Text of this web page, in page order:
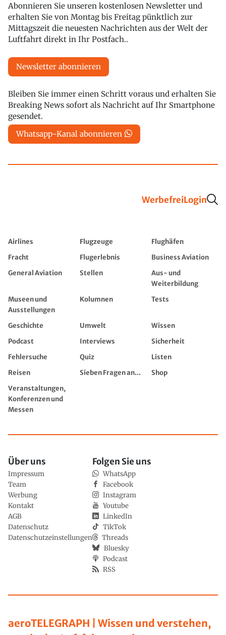
Abonnieren Sie unseren kostenlosen Newsletter und
erhalten Sie von Montag bis Freitag pünktlich zur
Mittagszeit die neuesten Nachrichten aus der Welt der
Luftfahrt direkt in Ihr Postfach..
Newsletter abonnieren
Bleiben Sie immer einen Schritt voraus und erhalten Sie
Breaking News sofort als Nachricht auf Ihr Smartphone
gesendet.
Whatsapp-Kanal abonnieren
WerbefreiLogin
Airlines Flugzeuge
Flughäfen
Fracht
Flugerlebnis
Business Aviation
General Aviation
Stellen
Aus- und
Weiterbildung
Museen und
Ausstellungen
Kolumnen Tests
Geschichte Umwelt
Wissen
Podcast
Interviews
Sicherheit
Fehlersuche
Quiz
Listen
Reisen
Sieben Fragen an...
Shop
Veranstaltungen,
Konferenzen und
Messen
aeroTELEGRAPH | Wissen und verstehen,
Über uns
Impressum
Team
Werbung
Kontakt
AGB
Datenschutz
Datenschutzeinstellungen
Folgen Sie uns
WhatsApp
Facebook
Instagram
Youtube
LinkedIn
TikTok
Threads
Bluesky
Podcast
RSS